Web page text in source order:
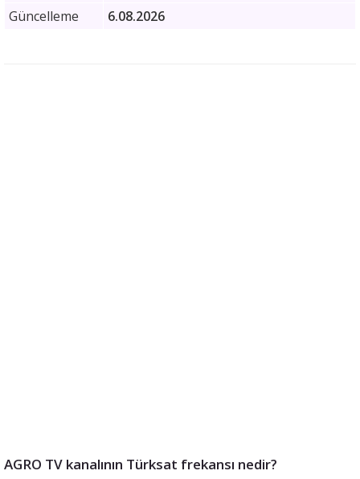
Güncelleme
6.08.2026
AGRO TV kanalının Türksat frekansı nedir?